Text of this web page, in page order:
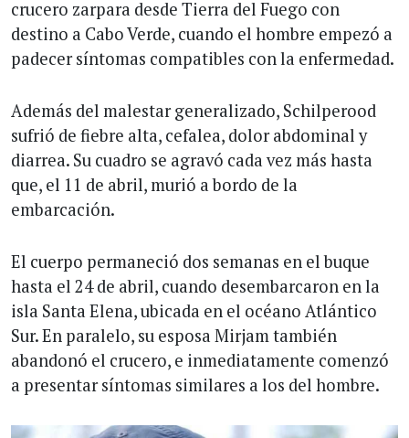
crucero zarpara desde Tierra del Fuego con
destino a Cabo Verde, cuando el hombre empezó a
padecer síntomas compatibles con la enfermedad.
Además del malestar generalizado, Schilperood
sufrió de fiebre alta, cefalea, dolor abdominal y
diarrea. Su cuadro se agravó cada vez más hasta
que, el 11 de abril, murió a bordo de la
embarcación.
El cuerpo permaneció dos semanas en el buque
hasta el 24 de abril, cuando desembarcaron en la
isla Santa Elena, ubicada en el océano Atlántico
Sur. En paralelo, su esposa Mirjam también
abandonó el crucero, e inmediatamente comenzó
a presentar síntomas similares a los del hombre.